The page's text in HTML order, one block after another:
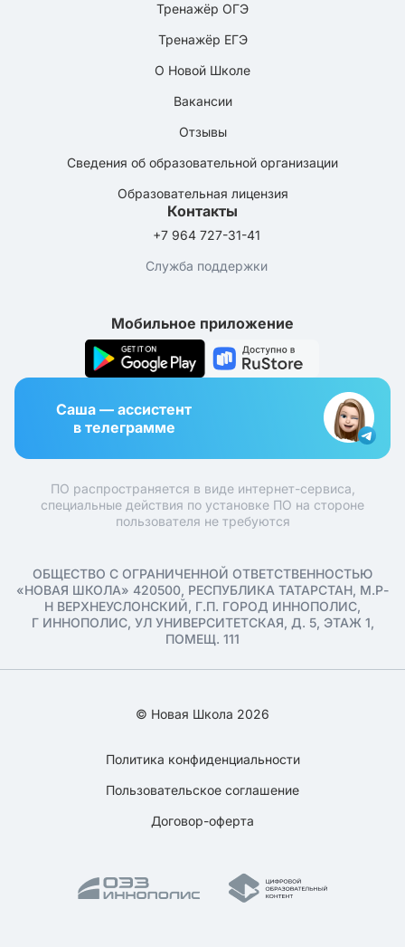
Тренажёр ОГЭ
Тренажёр ЕГЭ
О Новой Школе
Вакансии
Отзывы
Сведения об образовательной организации
Образовательная лицензия
Контакты
+7 964 727-31-41
Служба поддержки
Мобильное приложение
Саша — ассистент
в телеграмме
ПО распространяется в виде интернет-сервиса,
специальные действия по установке ПО на стороне
пользователя не требуются
ОБЩЕСТВО С ОГРАНИЧЕННОЙ ОТВЕТСТВЕННОСТЬЮ
«НОВАЯ ШКОЛА» 420500, РЕСПУБЛИКА ТАТАРСТАН, М.Р-
Н ВЕРХНЕУСЛОНСКИЙ, Г.П. ГОРОД ИННОПОЛИС,
Г ИННОПОЛИС, УЛ УНИВЕРСИТЕТСКАЯ, Д. 5, ЭТАЖ 1,
ПОМЕЩ. 111
© Новая Школа 2026
Политика конфиденциальности
Пользовательское соглашение
Договор-оферта